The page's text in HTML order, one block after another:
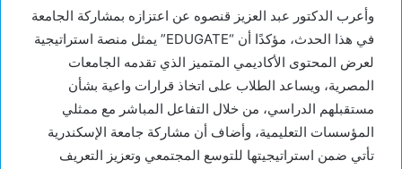
وأعرب الدكتور عبد العزيز قنصوه عن اعتزازه بمشاركة الجامعة
في هذا الحدث، مؤكدًا أن “EDUGATE” يمثل منصة استراتيجية
لعرض المحتوى الأكاديمي المتميز الذي تقدمه الجامعات
المصرية، ويساعد الطلاب على اتخاذ قرارات واعية بشأن
مستقبلهم الدراسي، من خلال التفاعل المباشر مع ممثلي
المؤسسات التعليمية، وأضاف أن مشاركة جامعة الإسكندرية
تأتي ضمن استراتيجيتها للتوسع المجتمعي وتعزيز التعريف